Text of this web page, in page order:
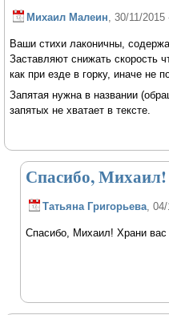
Михаил Малеин , 30/11/
Ваши стихи лаконичны,
Заставляют снижать скорость
как при езде в горку, иначе не
Запятая нужна в названии
запятых не хватает в тексте.
Спасибо,
Татьяна Григорьева,
Спасибо, Михаил! Храни вас